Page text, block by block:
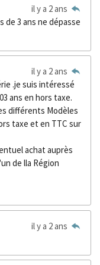
il y a 2 ans
de 3 ans ne dépasse
il y a 2 ans
.je suis intéressé
ans en hors taxe.
différents Modèles
taxe et en TTC sur
achat auprès
de lla Région
il y a 2 ans